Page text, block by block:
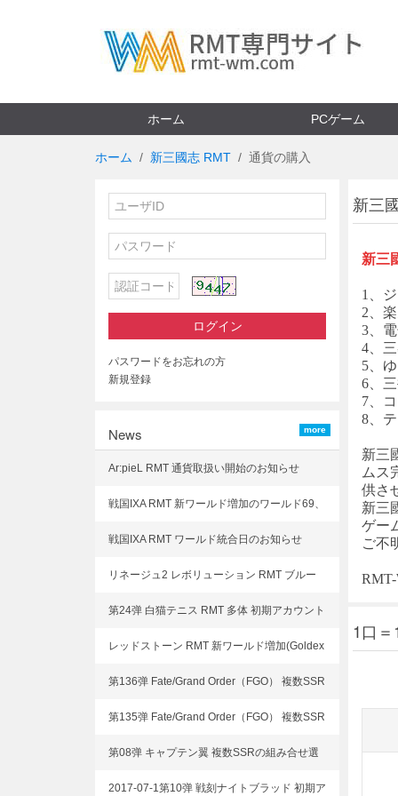
ホーム PCゲーム
ホーム 新三國志 RMT 通貨の購入
ログイン
パスワードをお忘れの方
新規登録
more
News
Ar:pieL RMT 通貨取扱い開始のお知らせ
戦国IXA RMT 新ワールド増加のワールド69、
戦国IXA RMT ワールド統合日のお知らせ
リネージュ2 レボリューション RMT ブルー
第24弹 白猫テニス RMT 多体 初期アカウント
レッドストーン RMT 新ワールド増加(Goldex
第136弹 Fate/Grand Order（FGO） 複数SSR
第135弹 Fate/Grand Order（FGO） 複数SSR
第08弹 キャプテン翼 複数SSRの組み合せ選
2017-07-1第10弹 戦刻ナイトブラッド 初期ア
新三
新三
1、
2、
3、
4、
5、
6、
7、
8、
新三
ムス
供さ
新三
ゲー
ご不
1口